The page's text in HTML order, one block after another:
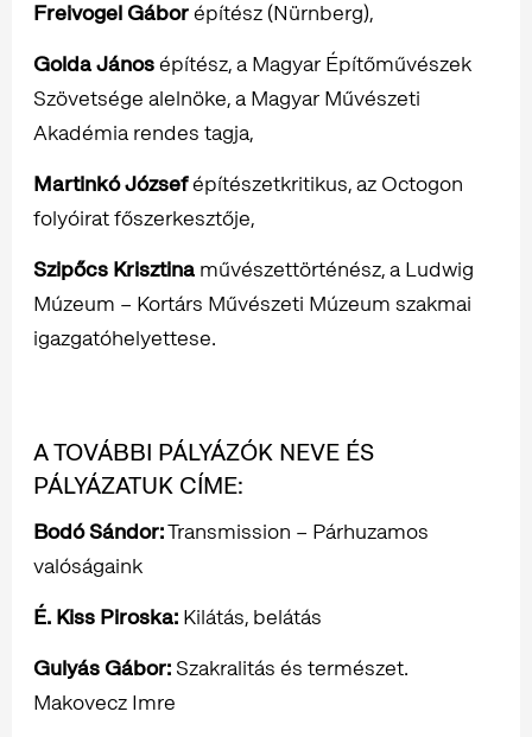
Freivogel Gáborépítész (Nürnberg),
Golda Jánosépítész, a Magyar Építőművészek
Szövetsége alelnöke, a Magyar Művészeti
Akadémia rendes tagja,
Martinkó Józsefépítészetkritikus, az Octogon
folyóirat főszerkesztője,
Szipőcs Krisztina művészettörténész, a Ludwig
Múzeum – Kortárs Művészeti Múzeum szakmai
igazgatóhelyettese.
A TOVÁBBI PÁLYÁZÓK NEVE ÉS
PÁLYÁZATUK CÍME:
Bodó Sándor:Transmission – Párhuzamos
valóságaink
É. Kiss Piroska: Kilátás, belátás
Gulyás Gábor: Szakralitás és természet.
Makovecz Imre